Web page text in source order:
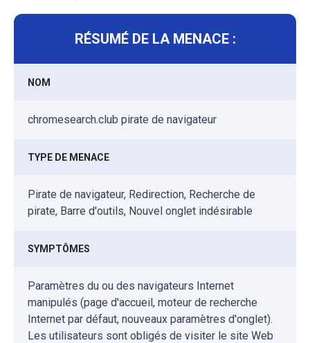
RÉSUMÉ DE LA MENACE :
NOM
chromesearch.club pirate de navigateur
TYPE DE MENACE
Pirate de navigateur, Redirection, Recherche de
pirate, Barre d'outils, Nouvel onglet indésirable
SYMPTÔMES
Paramètres du ou des navigateurs Internet
manipulés (page d'accueil, moteur de recherche
Internet par défaut, nouveaux paramètres d'onglet).
Les utilisateurs sont obligés de visiter le site Web